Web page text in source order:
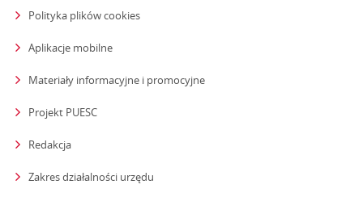
Polityka plików cookies
Aplikacje mobilne
Materiały informacyjne i promocyjne
Projekt PUESC
Redakcja
Zakres działalności urzędu